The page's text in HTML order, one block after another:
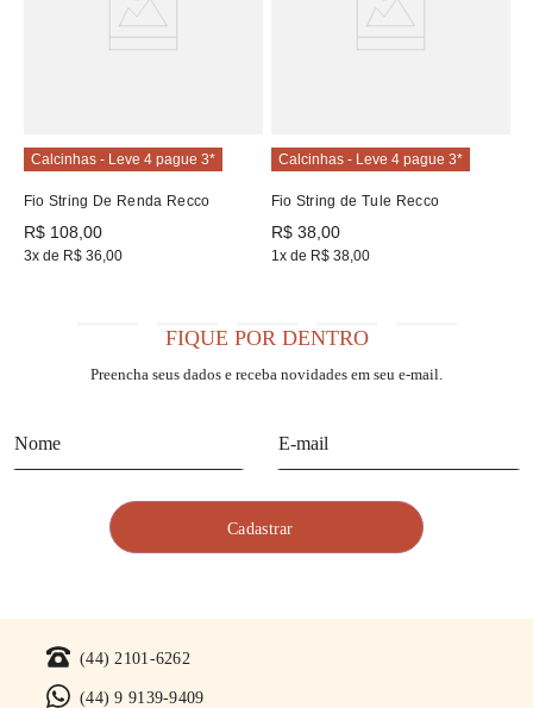
Calcinhas - Leve 4 pague 3*
Fio String De Renda Recco
R$ 108 00
3x de R$ 36,00
Calcinhas - Leve 4 pague 3*
Fio String de Tule Recco
R$ 38 00
1x de R$ 38,00
FIQUE POR DENTRO
Preencha seus dados e receba novidades em seu e-mail.
(44) 2101-6262
(44) 9 9139-9409